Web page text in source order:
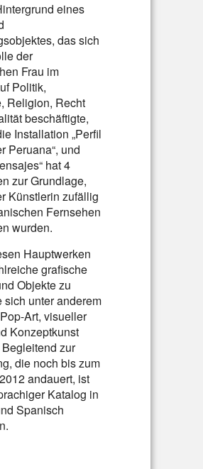
eines
das sich
der
Frau im
Politik,
Religion, Recht
beschäftigte,
Installation „Perfil
Peruana“, und
hat 4
zur Grundlage,
Künstlerin zufällig
Fernsehen
wurden.
Hauptwerken
grafische
Objekte zu
sich unter anderem
Art, visueller
Konzeptkunst
zur
die noch bis zum
andauert, ist
Katalog in
Spanisch